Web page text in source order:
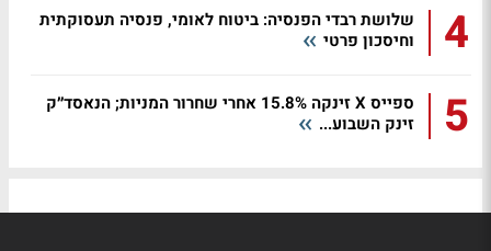
4
שלושת רבדי הפנסיה: ביטוח לאומי, פנסיה תעסוקתית
וחיסכון פרטי
5
ספייס X זינקה 15.8% אחרי שחרור המניות; הנאסד״ק
זינק השבוע...